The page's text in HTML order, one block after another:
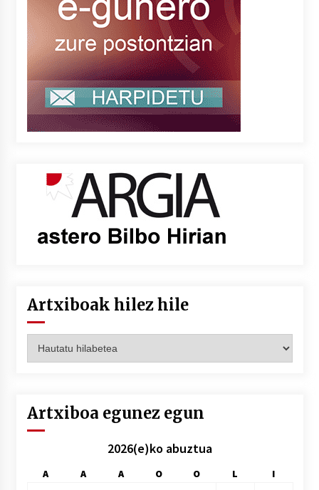
Artxiboak hilez hile
hilez
Artxiboa egunez egun
2026(e)ko abuztua
A A A O O L
I